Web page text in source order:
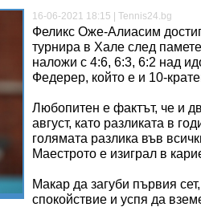
16-06-2021 18:15 | Tennis24.bg
Феликс Оже-Алиасим
турнира в Хале след
наложи с 4:6, 6:3, 6:2 над
Федерер, който е и 10-
Любопитен е фактът, че и
август, като разликата в
голямата разлика във
Маестрото е изиграл в
Макар да загуби първия
спокойствие и успя да